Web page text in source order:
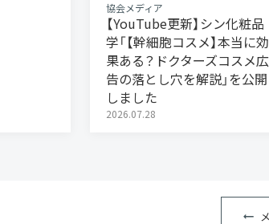
協会メディア
【YouTube更新】シン化粧品
学「【幹細胞コスメ】本当に効
果ある？ドクターズコスメ広
告の落とし穴を解説」を公開
しました
2026.07.28